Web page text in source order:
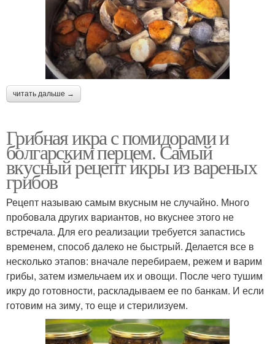
читать дальше →
Грибная икра с помидорами и
болгарским перцем. Самый
вкусный рецепт икры из вареных
грибов
Рецепт называю самым вкусным не случайно. Много
пробовала других вариантов, но вкуснее этого не
встречала. Для его реализации требуется запастись
временем, способ далеко не быстрый. Делается все в
несколько этапов: вначале перебираем, режем и варим
грибы, затем измельчаем их и овощи. После чего тушим
икру до готовности, раскладываем ее по банкам. И если
готовим на зиму, то еще и стерилизуем.